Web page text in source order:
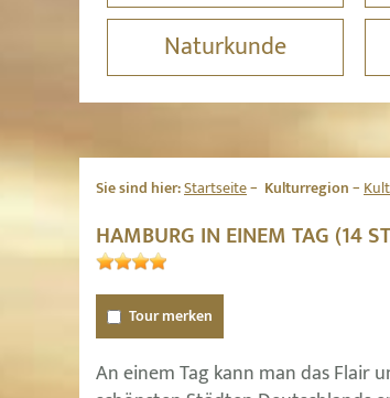
Naturkunde
Sie sind hier:Startseite Kulturregion
HAMBURG IN EINEM TAG (14
Tour merken
An einem Tag kann man das Flair